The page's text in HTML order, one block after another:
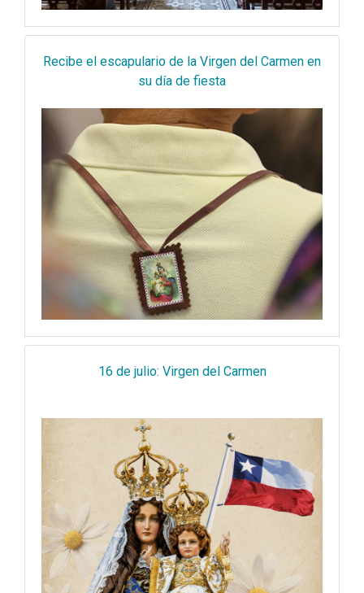
Recibe el escapulario de la Virgen del Carmen en
su día de fiesta
16 de julio: Virgen del Carmen